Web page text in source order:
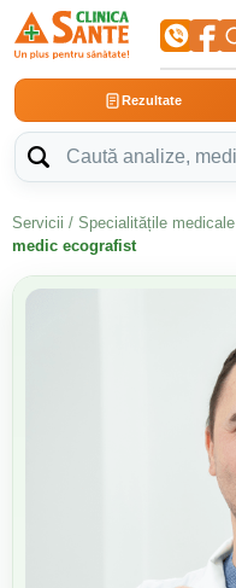
Rezultate
Servicii / Specialitățile medicale
medic ecografist